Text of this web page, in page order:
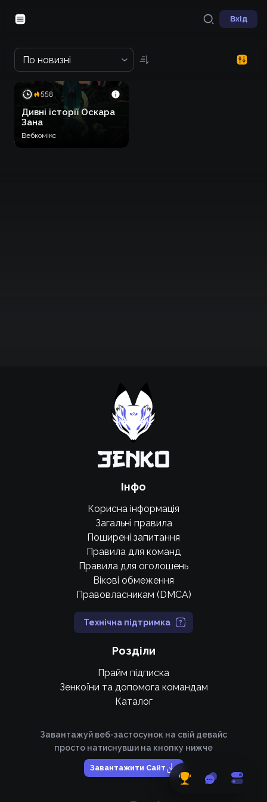
Вхід
По новизні
558
Дивні історії Оскара
Зана
Вебкомікс
крутих нововведень
Підтримати проєкт
Інфо
Корисна інформація
Загальні правила
Поширені запитання
Правила для команд
Правила для оголошень
Вікові обмеження
Правовласникам (DMCA)
Технічна підтримка
Розділи
Прайм підписка
Зенкоїни та допомога командам
Каталог
Завантажуй веб-застосунок на свій девайс
просто натиснувши на кнопку нижче
Завантажити Сайт